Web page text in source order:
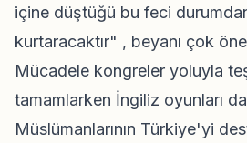
içine düştüğü bu feci
kurtaracaktır" , beyanı çok
Mücadele kongreler yoluyla
tamamlarken İngiliz oyunları
Müslümanlarının Türkiye'yi